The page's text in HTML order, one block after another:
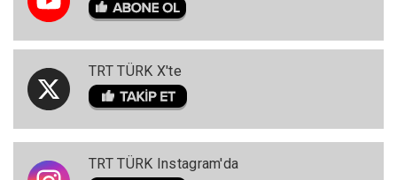
TRT TÜRK X'te
TRT TÜRK Instagram'da